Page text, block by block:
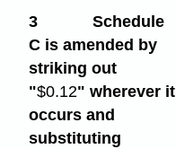
3
Schedule
C is amended by
striking out
"$0.12" wherever it
occurs and
substituting